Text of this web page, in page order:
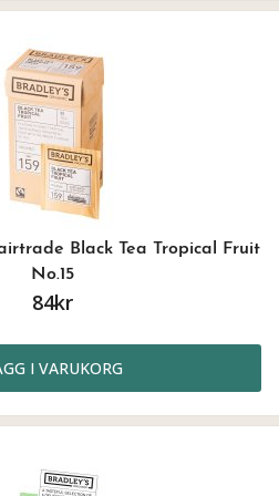
Black Tea Tropical Fruit
No.15
84kr
I VARUKORG